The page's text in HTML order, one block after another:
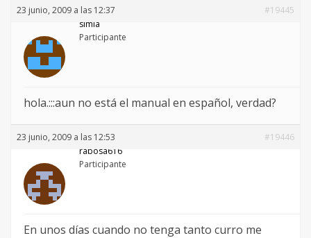
23 junio, 2009 a las 12:37
#19445
simia
Participante
hola.:::aun no está el manual en español, verdad?
23 junio, 2009 a las 12:53
#19446
rabosa616
Participante
En unos días cuando no tenga tanto curro me